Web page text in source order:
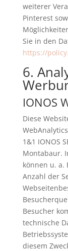
weiterer
Pinterest
Sie in den
https://
6.
IONOS
Diese
1&1 IONOS
Montabaur.
können u. a.
Anzahl der
Besucher
technische
diesem